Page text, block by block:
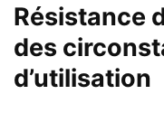
Résistance
des
d’utilisation